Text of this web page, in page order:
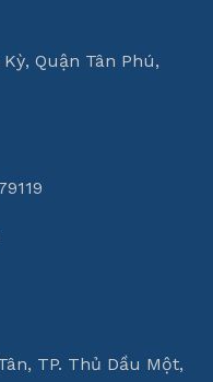
Quận Tân Phú,
TP. Thủ Dầu Một,